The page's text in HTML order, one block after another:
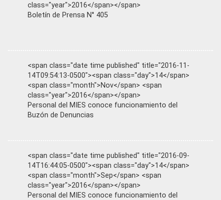
class="year">2016</span></span>
Boletín de Prensa N° 405
<span class="date time published" title="2016-11-
14T09:54:13-0500"><span class="day">14</span>
<span class="month">Nov</span> <span
class="year">2016</span></span>
Personal del MIES conoce funcionamiento del
Buzón de Denuncias
<span class="date time published" title="2016-09-
14T16:44:05-0500"><span class="day">14</span>
<span class="month">Sep</span> <span
class="year">2016</span></span>
Personal del MIES conoce funcionamiento del